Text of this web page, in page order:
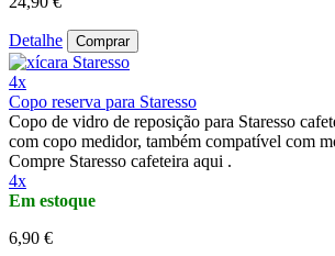
Detalhe Comprar
4x
Copo reserva para Staresso
Copo de vidro de reposição para Staresso
com copo medidor, também compatível com
Compre Staresso cafeteira aqui .
4x
Em estoque
6,90 €